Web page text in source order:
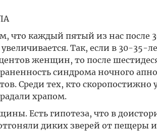
что каждый пятый из нас после
Так, если в 30-35-
женщин, то после
синдрома ночного
Среди тех, кто
храпом.
Есть гипотеза, что в
диких зверей от пещеры